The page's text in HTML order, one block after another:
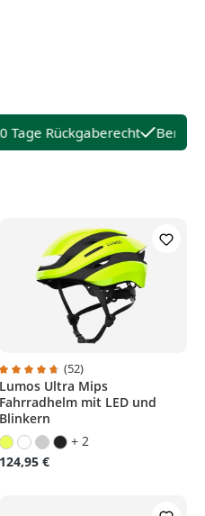
Rückgaberecht
von 5 Sternen
Durchschnittliche Bewertung von
(52)
Lumos Ultra Mips
Fahrradhelm mit LED und
Blinkern
+ 2
124,95 €